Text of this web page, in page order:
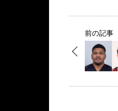
前の記事